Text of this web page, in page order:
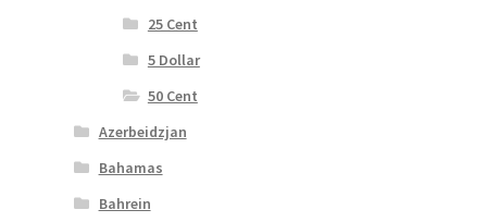
25 Cent
5 Dollar
50 Cent
Azerbeidzjan
Bahamas
Bahrein